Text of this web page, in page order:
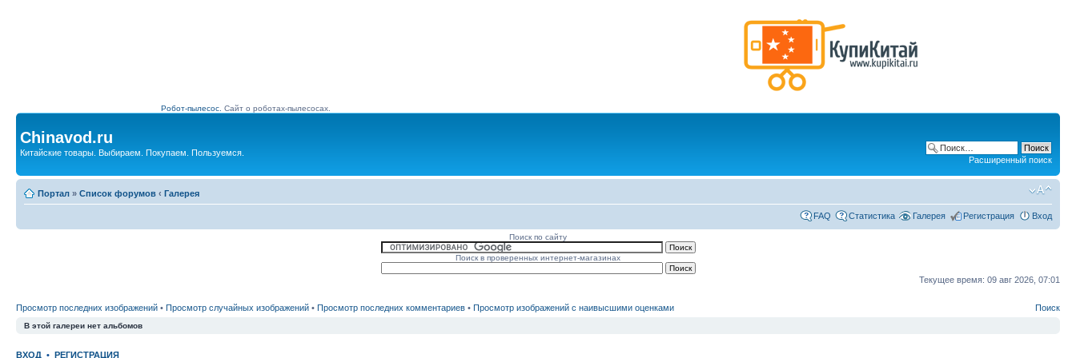
Робот-пылесос. Сайт о роботах-пылесосах.
Chinavod.ru
Китайские товары. Выбираем. Покупаем. Пользуемся.
Расширенный поиск
Портал » Список форумов ‹ Галерея
FAQ Статистика Галерея Регистрация Вход
Поиск по сайту
Поиск в проверенных интернет-магазинах
Текущее время: 09 авг 2026, 07:01
Просмотр последних изображений • Просмотр случайных изображений • Просмотр последних комментариев • Просмотр изображений с наивысшими оценками Поиск
В этой галереи нет альбомов
ВХОД • РЕГИСТРАЦИЯ